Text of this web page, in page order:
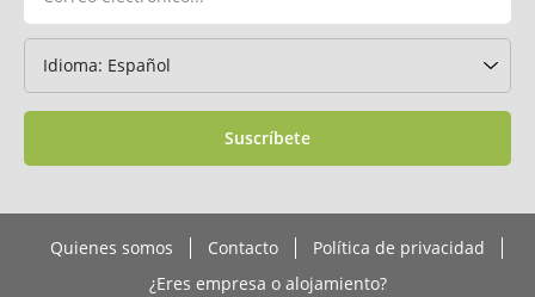
Suscríbete
Quienes somos Contacto
Política de privacidad
¿Eres empresa o alojamiento?